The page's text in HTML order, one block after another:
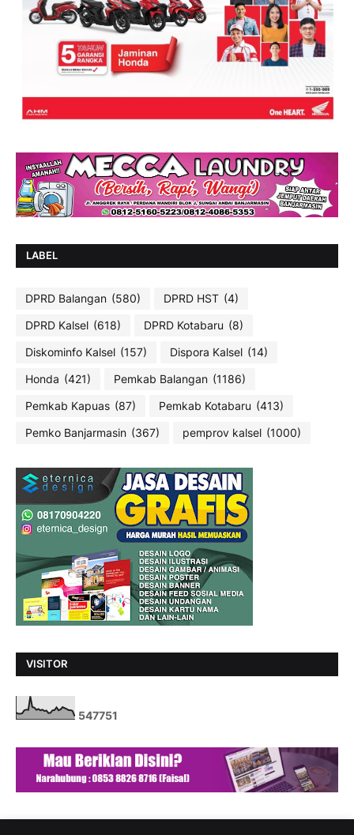
LABEL
DPRD Balangan (580) DPRD HST (4)
DPRD Kalsel (618) DPRD Kotabaru (8)
Diskominfo Kalsel (157) Dispora Kalsel (14)
Honda (421) Pemkab Balangan (1186)
Pemkab Kapuas (87) Pemkab Kotabaru (413)
Pemko Banjarmasin (367) pemprov kalsel (1000)
VISITOR
547751